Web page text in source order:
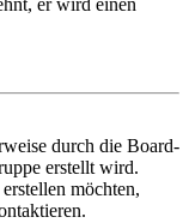
er wird einen
durch die Board-
erstellt wird.
möchten,